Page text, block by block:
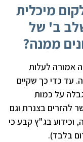
מיכלית
ב' של
ממנה?
אמורה לעלות
עד כדי כך שקיים
על כמות
להזרים בצנרת וגם
בג"ץ קבע כי
בלבד).